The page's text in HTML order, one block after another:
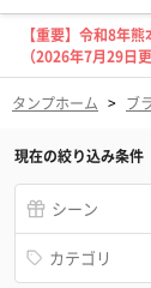
【重要】令和8年
（2026年7月29日更
タンプホーム > ブ
現在の絞り込み条件
シーン
カテゴリ